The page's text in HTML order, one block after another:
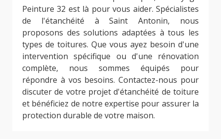
Peinture 32 est là pour vous aider. Spécialistes
de l'étanchéité à Saint Antonin, nous
proposons des solutions adaptées à tous les
types de toitures. Que vous ayez besoin d'une
intervention spécifique ou d'une rénovation
complète, nous sommes équipés pour
répondre à vos besoins. Contactez-nous pour
discuter de votre projet d'étanchéité de toiture
et bénéficiez de notre expertise pour assurer la
protection durable de votre maison.